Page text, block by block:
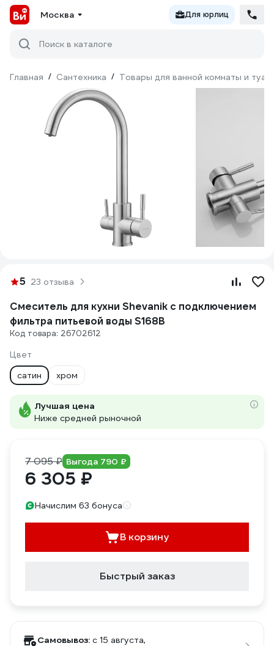
Москва Для юрлиц
Поиск в каталоге
Главная / Сантехника / Товары для ванной комнаты и
5 23 отзыва
Смеситель для кухни Shevanik с подключением
фильтра питьевой воды S168B
Код товара: 26702612
Цвет
сатин
хром
Лучшая цена
Ниже средней рыночной
7 095 ₽ Выгода 790 ₽
6 305 ₽
Начислим 63 бонуса
В корзину
Быстрый заказ
Самовывоз: c 15 августа,